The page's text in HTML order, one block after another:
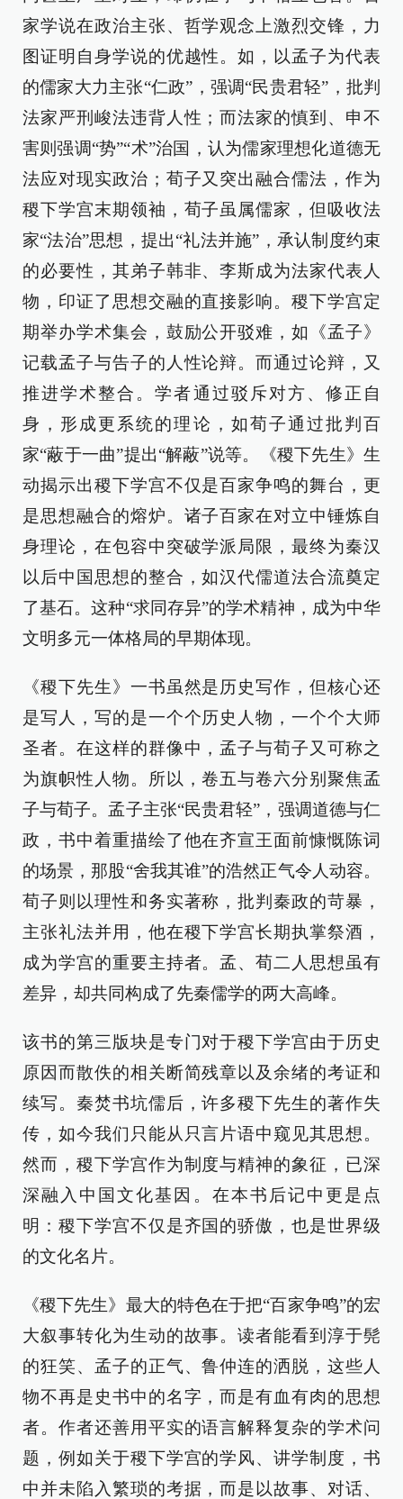
家学说在政治主张、哲学观念上激烈交锋，力
图证明自身学说的优越性。如，以孟子为代表
的儒家大力主张“仁政”，强调“民贵君轻”，批判
法家严刑峻法违背人性；而法家的慎到、申不
害则强调“势”“术”治国，认为儒家理想化道德无
法应对现实政治；荀子又突出融合儒法，作为
稷下学宫末期领袖，荀子虽属儒家，但吸收法
家“法治”思想，提出“礼法并施”，承认制度约束
的必要性，其弟子韩非、李斯成为法家代表人
物，印证了思想交融的直接影响。稷下学宫定
期举办学术集会，鼓励公开驳难，如《孟子》
记载孟子与告子的人性论辩。而通过论辩，又
推进学术整合。学者通过驳斥对方、修正自
身，形成更系统的理论，如荀子通过批判百
家“蔽于一曲”提出“解蔽”说等。《稷下先生》生
动揭示出稷下学宫不仅是百家争鸣的舞台，更
是思想融合的熔炉。诸子百家在对立中锤炼自
身理论，在包容中突破学派局限，最终为秦汉
以后中国思想的整合，如汉代儒道法合流奠定
了基石。这种“求同存异”的学术精神，成为中华
文明多元一体格局的早期体现。
《稷下先生》一书虽然是历史写作，但核心还
是写人，写的是一个个历史人物，一个个大师
圣者。在这样的群像中，孟子与荀子又可称之
为旗帜性人物。所以，卷五与卷六分别聚焦孟
子与荀子。孟子主张“民贵君轻”，强调道德与仁
政，书中着重描绘了他在齐宣王面前慷慨陈词
的场景，那股“舍我其谁”的浩然正气令人动容。
荀子则以理性和务实著称，批判秦政的苛暴，
主张礼法并用，他在稷下学宫长期执掌祭酒，
成为学宫的重要主持者。孟、荀二人思想虽有
差异，却共同构成了先秦儒学的两大高峰。
该书的第三版块是专门对于稷下学宫由于历史
原因而散佚的相关断简残章以及余绪的考证和
续写。秦焚书坑儒后，许多稷下先生的著作失
传，如今我们只能从只言片语中窥见其思想。
然而，稷下学宫作为制度与精神的象征，已深
深融入中国文化基因。在本书后记中更是点
明：稷下学宫不仅是齐国的骄傲，也是世界级
的文化名片。
《稷下先生》最大的特色在于把“百家争鸣”的宏
大叙事转化为生动的故事。读者能看到淳于髡
的狂笑、孟子的正气、鲁仲连的洒脱，这些人
物不再是史书中的名字，而是有血有肉的思想
者。作者还善用平实的语言解释复杂的学术问
题，例如关于稷下学宫的学风、讲学制度，书
中并未陷入繁琐的考据，而是以故事、对话、